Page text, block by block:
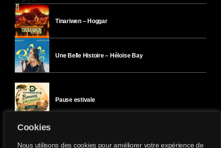
Cookies
Nous utilisons des cookies pour améliorer votre expérience de
Tinariwen – Hoggar
Une Belle Histoire – Héloïse Bay
Pause estivale